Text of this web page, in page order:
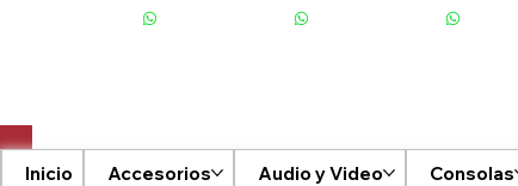
Inicio Accesorios Audio y Video Consolas